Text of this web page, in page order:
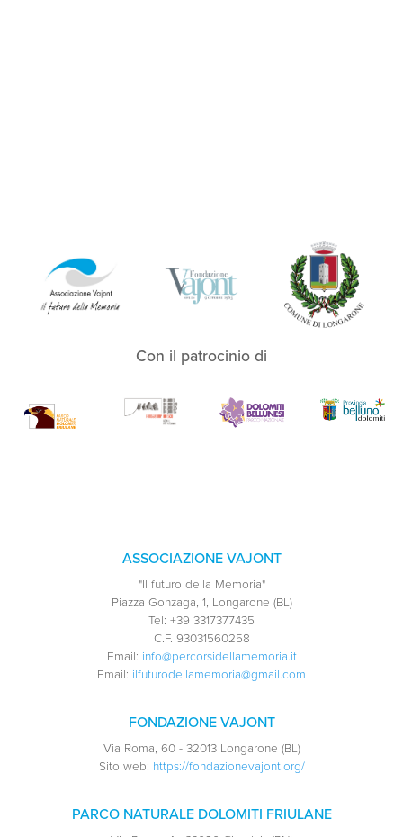
Con il patrocinio di
ASSOCIAZIONE VAJONT
"Il futuro della Memoria"
Piazza Gonzaga, 1, Longarone (BL)
Tel: +39 3317377435
C.F. 93031560258
Email: info@percorsidellamemoria.it
Email: ilfuturodellamemoria@gmail.com
FONDAZIONE VAJONT
Via Roma, 60 - 32013 Longarone (BL)
Sito web: https://fondazionevajont.org/
PARCO NATURALE DOLOMITI FRIULANE